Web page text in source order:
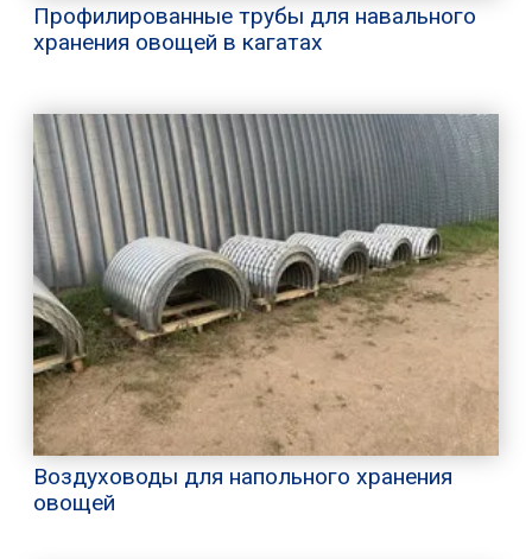
Профилированные трубы для навального
хранения овощей в кагатах
Воздуховоды для напольного хранения
овощей